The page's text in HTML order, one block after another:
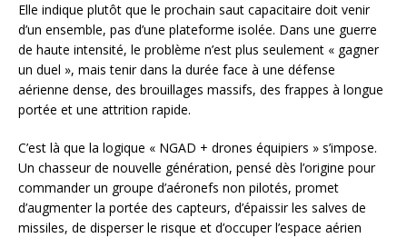
Elle indique plutôt que le prochain saut capacitaire doit venir
d’un ensemble, pas d’une plateforme isolée. Dans une guerre
de haute intensité, le problème n’est plus seulement « gagner
un duel », mais tenir dans la durée face à une défense
aérienne dense, des brouillages massifs, des frappes à longue
portée et une attrition rapide.
C’est là que la logique « NGAD + drones équipiers » s’impose.
Un chasseur de nouvelle génération, pensé dès l’origine pour
commander un groupe d’aéronefs non pilotés, promet
d’augmenter la portée des capteurs, d’épaissir les salves de
missiles, de disperser le risque et d’occuper l’espace aérien